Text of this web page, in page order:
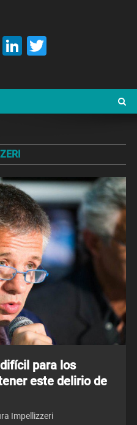
Instagram
LinkedIn
para los
este delirio de
Impellizzeri